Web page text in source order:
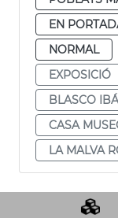
EN
NORMAL
EXPOSICIÓ
BLASCO
CASA
LA MALVA